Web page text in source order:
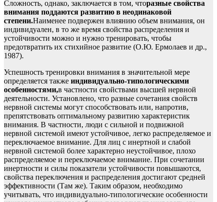
Сложность, однако, заключается в том, чторазные свойства
внимания поддаются развитию в неодинаковой
степени.Наименее подвержен влиянию объем внимания, он
индивидуален, в то же время свойства распределения и
устойчивости можно и нужно тренировать, чтобы
предотвратить их стихийное развитие (О.Ю. Ермолаев и др.,
1987).
Успешность тренировки внимания в значительной мере
определяется также индивидуально-типологическими
особенностями,в частности свойствами высшей нервной
деятельности. Установлено, что разные сочетания свойств
нервной системы могут способствовать или, напротив,
препятствовать оптимальному развитию характеристик
внимания. В частности, люди с сильной и подвижной
нервной системой имеют устойчивое, легко распределяемое и
переключаемое внимание. Для лиц с инертной и слабой
нервной системой более характерно неустойчивое, плохо
распределяемое и переключаемое внимание. При сочетании
инертности и силы показатели устойчивости повышаются,
свойства переключения и распределения достигают средней
эффективности (Там же). Таким образом, необходимо
учитывать, что индивидуально-типологические особенности